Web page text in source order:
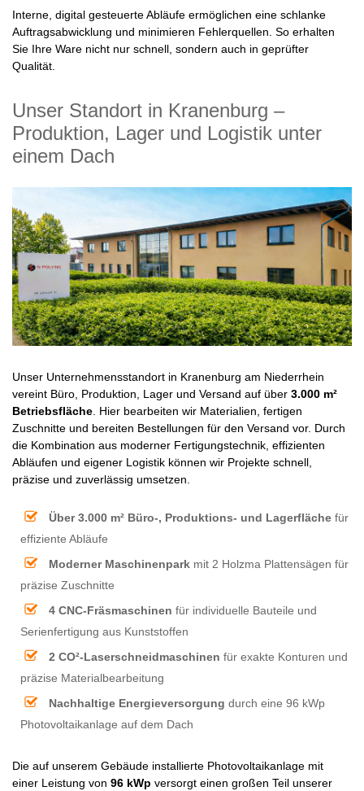
Interne, digital gesteuerte Abläufe ermöglichen eine schlanke
Auftragsabwicklung und minimieren Fehlerquellen. So erhalten
Sie Ihre Ware nicht nur schnell, sondern auch in geprüfter
Qualität.
Unser Standort in Kranenburg –
Produktion, Lager und Logistik unter
einem Dach
Unser Unternehmensstandort in Kranenburg am Niederrhein
vereint Büro, Produktion, Lager und Versand auf über 3.000 m²
Betriebsfläche. Hier bearbeiten wir Materialien, fertigen
Zuschnitte und bereiten Bestellungen für den Versand vor. Durch
die Kombination aus moderner Fertigungstechnik, effizienten
Abläufen und eigener Logistik können wir Projekte schnell,
präzise und zuverlässig umsetzen.
Über 3.000 m² Büro-, Produktions- und Lagerfläche für
effiziente Abläufe
Moderner Maschinenpark mit 2 Holzma Plattensägen für
präzise Zuschnitte
4 CNC-Fräsmaschinen für individuelle Bauteile und
Serienfertigung aus Kunststoffen
2 CO²-Laserschneidmaschinen für exakte Konturen und
präzise Materialbearbeitung
Nachhaltige Energieversorgung durch eine 96 kWp
Photovoltaikanlage auf dem Dach
Die auf unserem Gebäude installierte Photovoltaikanlage mit
einer Leistung von 96 kWp versorgt einen großen Teil unserer